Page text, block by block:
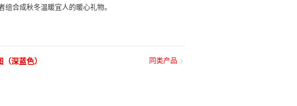
合成秋冬温暖宜人的暖心礼物。
深蓝色）
同类产品